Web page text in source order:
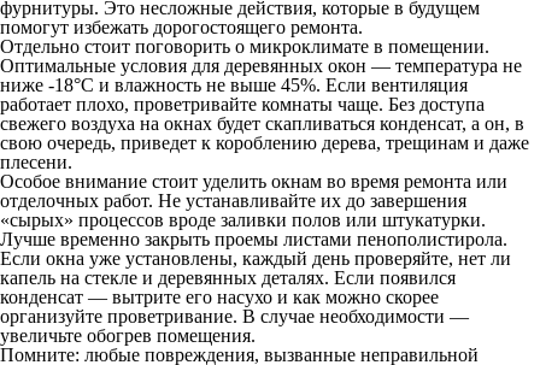
фурнитуры. Это несложные действия, которые в будущем
помогут избежать дорогостоящего ремонта.
Отдельно стоит поговорить о микроклимате в помещении.
Оптимальные условия для деревянных окон — температура не
ниже -18°C и влажность не выше 45%. Если вентиляция
работает плохо, проветривайте комнаты чаще. Без доступа
свежего воздуха на окнах будет скапливаться конденсат, а он, в
свою очередь, приведет к короблению дерева, трещинам и даже
плесени.
Особое внимание стоит уделить окнам во время ремонта или
отделочных работ. Не устанавливайте их до завершения
«сырых» процессов вроде заливки полов или штукатурки.
Лучше временно закрыть проемы листами пенополистирола.
Если окна уже установлены, каждый день проверяйте, нет ли
капель на стекле и деревянных деталях. Если появился
конденсат — вытрите его насухо и как можно скорее
организуйте проветривание. В случае необходимости —
увеличьте обогрев помещения.
Помните: любые повреждения, вызванные неправильной